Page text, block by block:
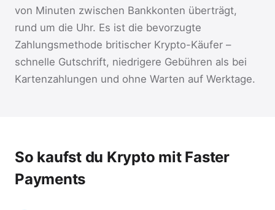
von Minuten zwischen Bankkonten überträgt,
rund um die Uhr. Es ist die bevorzugte
Zahlungsmethode britischer Krypto-Käufer –
schnelle Gutschrift, niedrigere Gebühren als bei
Kartenzahlungen und ohne Warten auf Werktage.
So kaufst du Krypto mit Faster
Payments